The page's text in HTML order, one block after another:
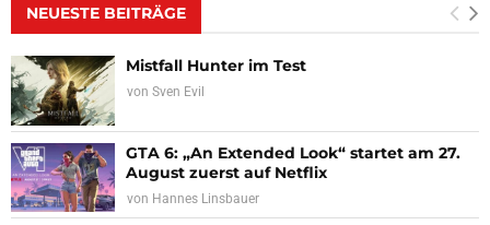
NEUESTE BEITRÄGE
Mistfall Hunter im Test
von Sven Evil
GTA 6: „An Extended Look“ startet am 27.
August zuerst auf Netflix
von Hannes Linsbauer